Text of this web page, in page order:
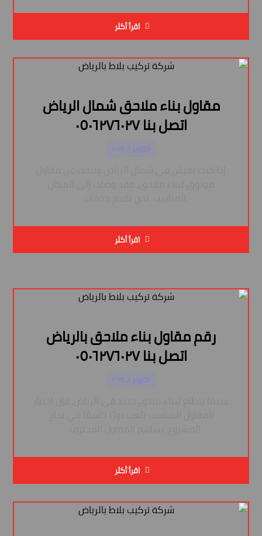
اقرأ أكثر
مقاول بناء ملاحق شمال الرياض
اتصل بنا ٠٥٠٦٢٧٦٠٢٧
أكتوبر ١, ٢٠٢٤
اقرأ أكثر
رقم مقاول بناء ملاحق بالرياض
اتصل بنا ٠٥٠٦٢٧٦٠٢٧
أكتوبر ١, ٢٠٢٤
اقرأ أكثر